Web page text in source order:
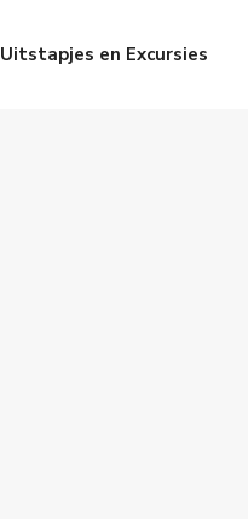
Uitstapjes en Excursies